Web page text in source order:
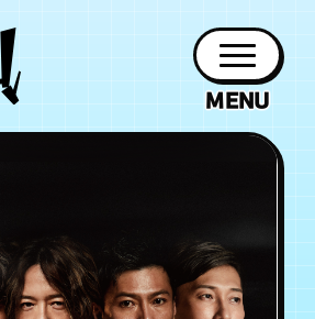
SCHEDULE TICKET
DISCOGRAPHY BLOG
HOME
クラブ
録
お知らせ ムービー